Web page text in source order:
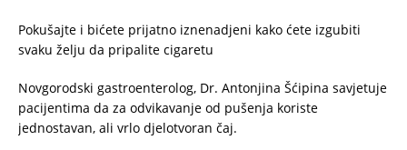
Pokušajte i bićete prijatno iznenadjeni kako ćete izgubiti
svaku želju da pripalite cigaretu
Novgorodski gastroenterolog, Dr. Antonjina Šćipina savjetuje
pacijentima da za odvikavanje od pušenja koriste
jednostavan, ali vrlo djelotvoran čaj.